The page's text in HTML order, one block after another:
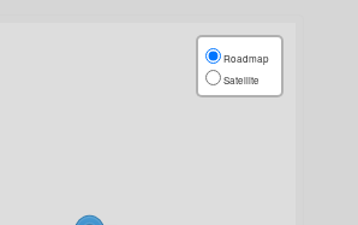
Roadmap
Satellite